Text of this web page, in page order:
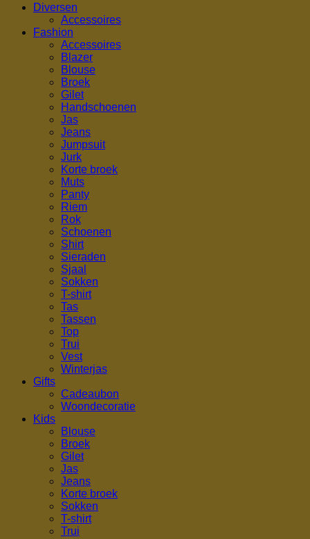
Diversen
Accessoires
Fashion
Accessoires
Blazer
Blouse
Broek
Gilet
Handschoenen
Jas
Jeans
Jumpsuit
Jurk
Korte broek
Muts
Panty
Riem
Rok
Schoenen
Shirt
Sieraden
Sjaal
Sokken
T-shirt
Tas
Tassen
Top
Trui
Vest
Winterjas
Gifts
Cadeaubon
Woondecoratie
Kids
Blouse
Broek
Gilet
Jas
Jeans
Korte broek
Sokken
T-shirt
Trui